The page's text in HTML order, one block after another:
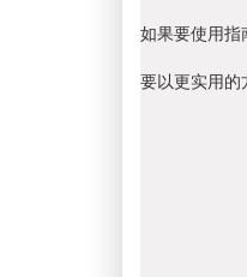
如果要使用指
要以更实用的